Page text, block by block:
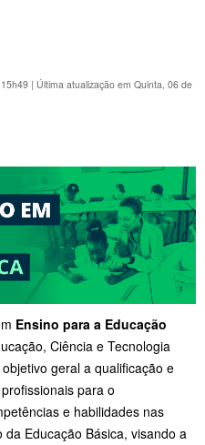
| Última atualização em Quinta, 06 de
Ensino para a Educação
Ciência e Tecnologia
geral a qualificação e
para o
e habilidades nas
Educação Básica, visando a